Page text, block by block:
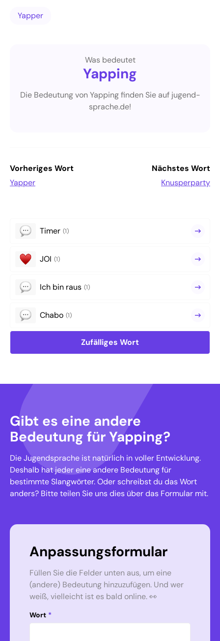
Yapper
Was bedeutet
Yapping
Die Bedeutung von Yapping finden Sie auf jugend-
sprache.de!
Vorheriges Wort
Yapper
Nächstes Wort
Knusperparty
Timer (1)
JOI (1)
Ich bin raus (1)
Chabo (1)
Zufälliges Wort
Gibt es eine andere
Bedeutung für Yapping?
Die Jugendsprache ist natürlich in voller Entwicklung.
Deshalb hat jeder eine andere Bedeutung für
bestimmte Slangwörter. Oder schreibst du das Wort
anders? Bitte teilen Sie uns dies über das Formular mit.
Anpassungsformular
Füllen Sie die Felder unten aus, um eine
(andere) Bedeutung hinzuzufügen. Und wer
weiß, vielleicht ist es bald online. 👀
Wort *